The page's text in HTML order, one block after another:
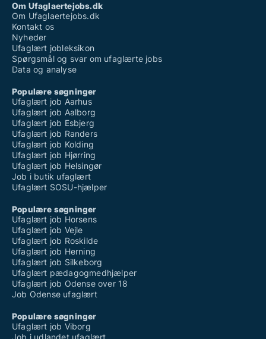
Om Ufaglaertejobs.dk
Om Ufaglaertejobs.dk
Kontakt os
Nyheder
Ufaglært jobleksikon
Spørgsmål og svar om ufaglærte jobs
Data og analyse
Populære søgninger
Ufaglært job Aarhus
Ufaglært job Aalborg
Ufaglært job Esbjerg
Ufaglært job Randers
Ufaglært job Kolding
Ufaglært job Hjørring
Ufaglært job Helsingør
Job i butik ufaglært
Ufaglært SOSU-hjælper
Populære søgninger
Ufaglært job Horsens
Ufaglært job Vejle
Ufaglært job Roskilde
Ufaglært job Herning
Ufaglært job Silkeborg
Ufaglært pædagogmedhjælper
Ufaglært job Odense over 18
Job Odense ufaglært
Populære søgninger
Ufaglært job Viborg